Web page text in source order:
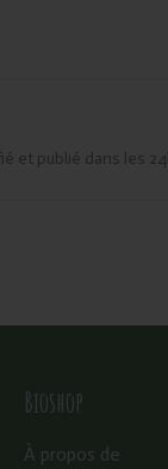
et publié dans les
Bioshop
À propos de